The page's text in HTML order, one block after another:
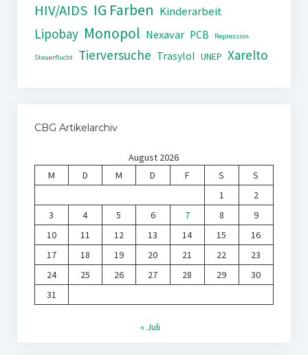
HIV/AIDS IG Farben Kinderarbeit
Lipobay Monopol Nexavar PCB Repression
Steuerflucht Tierversuche Trasylol UNEP Xarelto
CBG Artikelarchiv
August 2026
M
D M D F S
S
1
2
3
4 5 6 7 8
9
10
11 12 13 14 15
16
17
18 19 20 21 22
23
24
25 26 27 28 29
30
31
« Juli